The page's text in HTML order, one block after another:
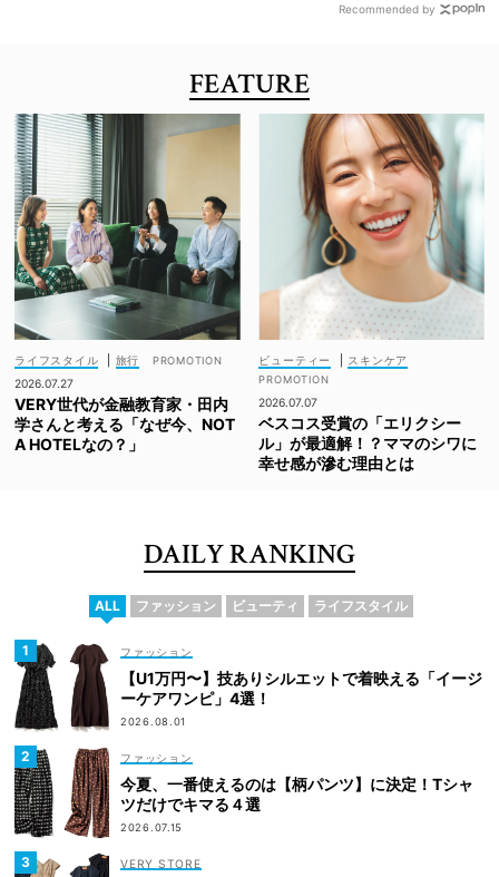
Recommended by
FEATURE
ライフスタイル
旅行
2026.07.27
VERY世代が金融教育家・田内
学さんと考える「なぜ今、NOT
A HOTELなの？」
ビューティー スキンケア
2026.07.07
ベスコス受賞の「エリクシー
ル」が最適解！？ママのシワに
幸せ感が滲む理由とは
DAILY RANKING
ALL ファッション ビューティ ライフスタイル
ファッション
【U1万円〜】技ありシルエットで着映える「イージ
ーケアワンピ」4選！
2026.08.01
ファッション
今夏、一番使えるのは【柄パンツ】に決定！Tシャ
ツだけでキマる４選
2026.07.15
VERY STORE